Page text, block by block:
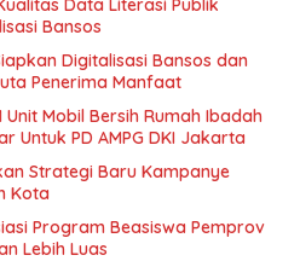
Data Literasi Publik
Bansos
Digitalisasi Bansos dan
Penerima Manfaat
Unit Mobil Bersih Rumah Ibadah
Untuk PD AMPG DKI Jakarta
Strategi Baru Kampanye
Kota
Program Beasiswa Pemprov
Lebih Luas